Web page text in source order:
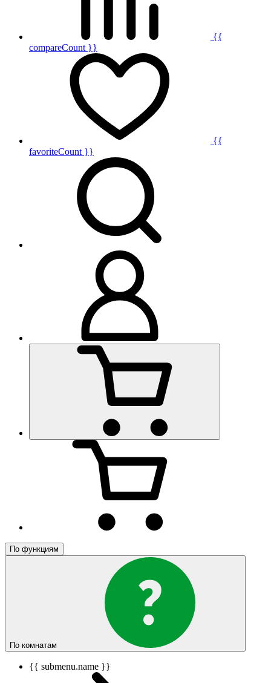
{{
compareCount }}
{{
favoriteCount }}
По функциям
По комнатам
{{ submenu.name }}